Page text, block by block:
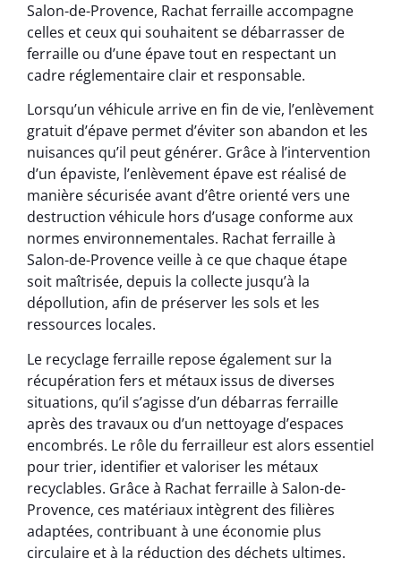
Salon-de-Provence, Rachat ferraille accompagne
celles et ceux qui souhaitent se débarrasser de
ferraille ou d’une épave tout en respectant un
cadre réglementaire clair et responsable.
Lorsqu’un véhicule arrive en fin de vie, l’enlèvement
gratuit d’épave permet d’éviter son abandon et les
nuisances qu’il peut générer. Grâce à l’intervention
d’un épaviste, l’enlèvement épave est réalisé de
manière sécurisée avant d’être orienté vers une
destruction véhicule hors d’usage conforme aux
normes environnementales. Rachat ferraille à
Salon-de-Provence veille à ce que chaque étape
soit maîtrisée, depuis la collecte jusqu’à la
dépollution, afin de préserver les sols et les
ressources locales.
Le recyclage ferraille repose également sur la
récupération fers et métaux issus de diverses
situations, qu’il s’agisse d’un débarras ferraille
après des travaux ou d’un nettoyage d’espaces
encombrés. Le rôle du ferrailleur est alors essentiel
pour trier, identifier et valoriser les métaux
recyclables. Grâce à Rachat ferraille à Salon-de-
Provence, ces matériaux intègrent des filières
adaptées, contribuant à une économie plus
circulaire et à la réduction des déchets ultimes.